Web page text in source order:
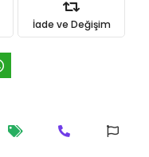
İade ve Değişim